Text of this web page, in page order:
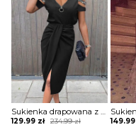
Sukienka drapowana z zamkiem i ozdobnymi paskami na ramionach
234.99zł
Original
129.99 zł
Current
149.99